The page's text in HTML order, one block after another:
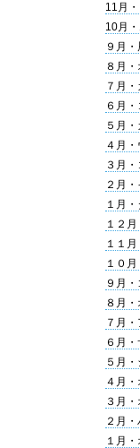
11月
10月
９月・
８月
７月
６月
５月
４月
３月
２月
１月
１２
１１
１０
９月
８月
７月
６月
５月
４月
３月
２月
１月